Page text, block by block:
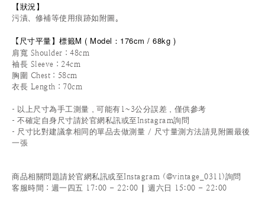
【狀況】
污漬、修補等使用痕跡如附圖。
【 尺寸平量】標籤M ( Model：176cm / 68kg )
肩寬 Shoulder：48cm
袖長 Sleeve：24cm
胸圍 Chest：58cm
衣長 Length ：70cm
- 以上尺寸為手工測量，可能有1~3公分誤差，僅供參考
- 不確定自身尺寸請於官網私訊或至Instagram詢問
- 尺寸比對建議拿相同的單品去做測量 / 尺寸量測方法請見附圖最後
一張
商品相關問題請於官網私訊或至Instagram (@vintage_0311)詢問
客服時間 ：週一四五 17:00 - 22:00 | 週六日 15:00 - 22:00